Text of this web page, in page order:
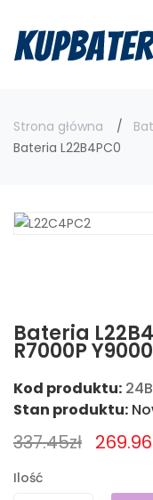
Strona główna
Bateria L22B4PC0
Bateria
R7000P
Kod produktu:
Stan produktu:
337.45zł
Ilość